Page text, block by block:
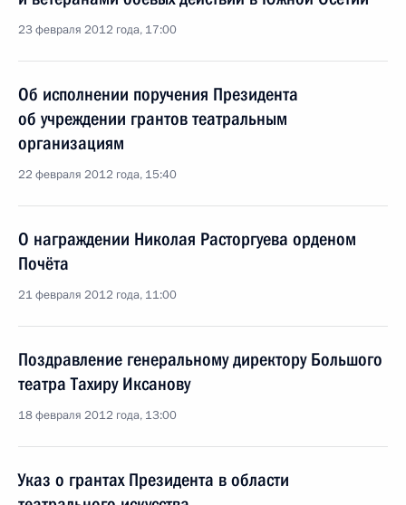
23 февраля 2012 года, 17:00
Об исполнении поручения Президента
об учреждении грантов театральным
организациям
22 февраля 2012 года, 15:40
О награждении Николая Расторгуева орденом
Почёта
21 февраля 2012 года, 11:00
Поздравление генеральному директору Большого
театра Тахиру Иксанову
18 февраля 2012 года, 13:00
Указ о грантах Президента в области